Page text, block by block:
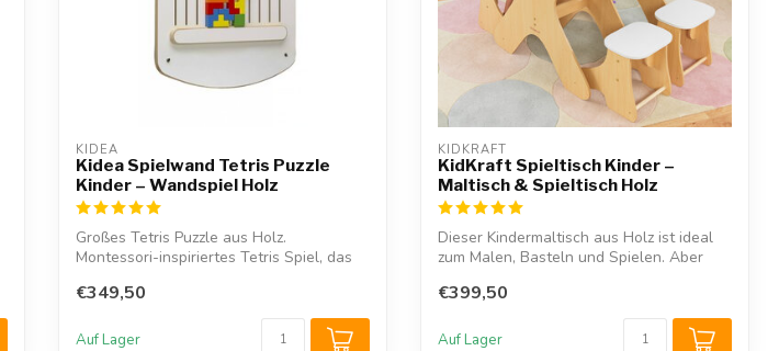
KIDEA
Kidea Spielwand Tetris Puzzle
Kinder – Wandspiel Holz
Großes Tetris Puzzle aus Holz.
Montessori-inspiriertes Tetris Spiel, das
€349,50
Auf Lager
KIDKRAFT
KidKraft Spieltisch Kinder –
Maltisch & Spieltisch Holz
Dieser Kindermaltisch aus Holz ist ideal
zum Malen, Basteln und Spielen. Aber
€399,50
Auf Lager